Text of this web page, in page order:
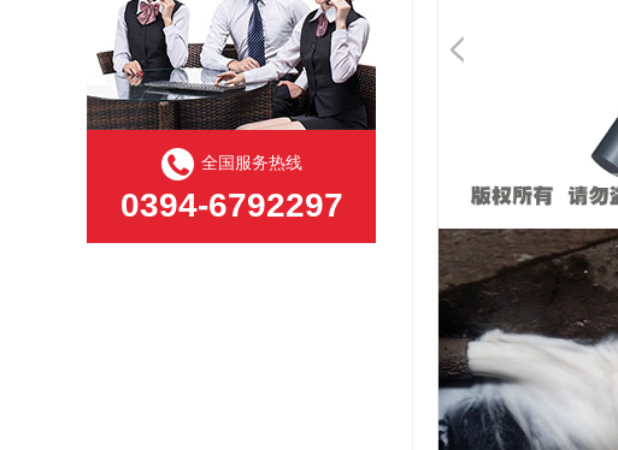
全国服务热线
0394-6792297